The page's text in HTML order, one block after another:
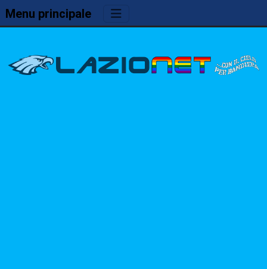
Menu principale